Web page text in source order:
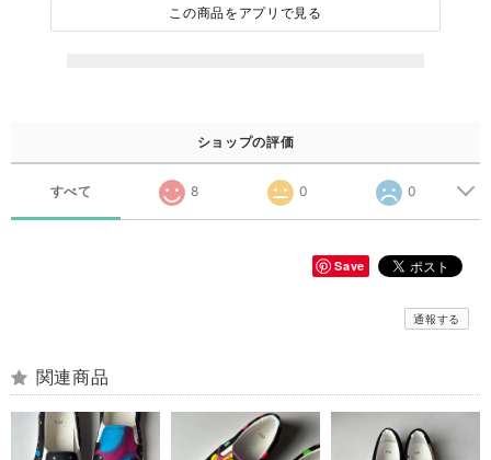
この商品をアプリで見る
ショップの評価
すべて 8 0 0
Save
通報する
関連商品